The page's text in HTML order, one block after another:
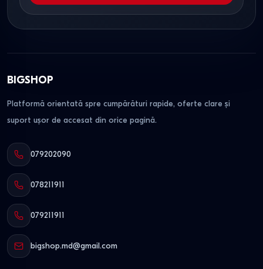
BIGSHOP
Platformă orientată spre cumpărături rapide, oferte clare și
suport ușor de accesat din orice pagină.
079202090
078211911
079211911
bigshop.md@gmail.com